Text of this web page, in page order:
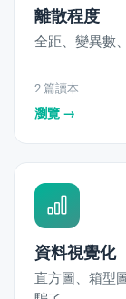
離散程度
全距、變異數
2 篇讀本
瀏覽 →
資料視覺化
直方圖、箱型